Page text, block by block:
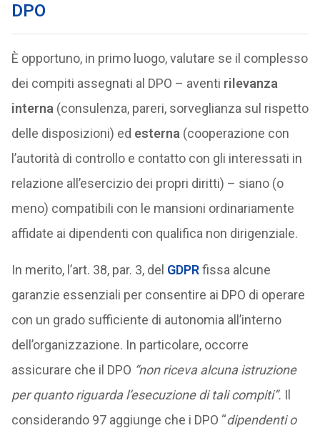
DPO
È opportuno, in primo luogo, valutare se il complesso
dei compiti assegnati al DPO – aventi rilevanza
interna (consulenza, pareri, sorveglianza sul rispetto
delle disposizioni) ed esterna (cooperazione con
l’autorità di controllo e contatto con gli interessati in
relazione all’esercizio dei propri diritti) – siano (o
meno) compatibili con le mansioni ordinariamente
affidate ai dipendenti con qualifica non dirigenziale.
In merito, l’art. 38, par. 3, del GDPRfissa alcune
garanzie essenziali per consentire ai DPO di operare
con un grado sufficiente di autonomia all’interno
dell’organizzazione. In particolare, occorre
assicurare che il DPO “non riceva alcuna istruzione
per quanto riguarda l’esecuzione di tali compiti”. Il
considerando 97 aggiunge che i DPO “dipendenti o